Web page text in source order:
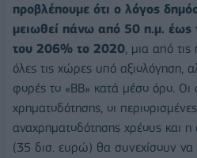
προβλέπουμε ότι ο λόγος
μειωθεί πάνω από 50 π.μ.
του 206% το 2020 , μια από
όλες τις χώρες υπό αξιολόγηση,
φορές το «ΒΒ» κατά μέσο όρο. Οι
χρηματοδότησης, οι
αναχρηματοδότησης χρέους και η
(35 δισ. ευρώ) θα συνεχίσουν να